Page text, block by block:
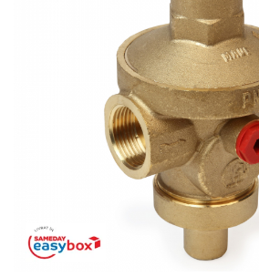
Sisteme de dus incastrate
Brate si palarii dus
Rigole si scurgere dus
Pare, furtunuri si accesorii
Accesorii dus